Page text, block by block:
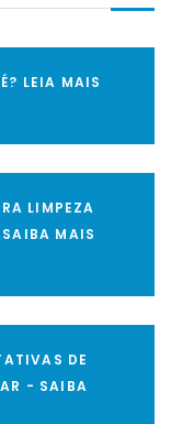
LEIA MAIS
LIMPEZA
MAIS
DE
- SAIBA